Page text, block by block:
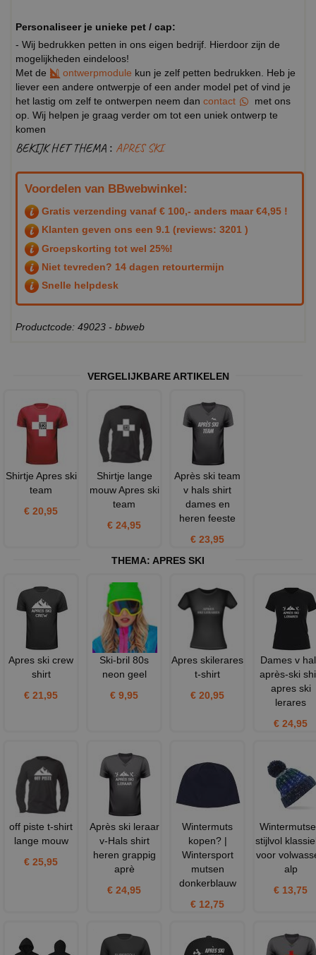
Personaliseer je unieke pet / cap:
- Wij bedrukken petten in ons eigen bedrijf. Hierdoor zijn de
mogelijkheden eindeloos!
Met de
ontwerpmodule kun je zelf petten bedrukken. Heb je
liever een andere ontwerpje of een ander model pet of vind je
het lastig om zelf te ontwerpen neem dan contact
met ons
op. Wij helpen je graag verder om tot een uniek ontwerp te
komen
BEKIJK HET THEMA : APRES SKI
Voordelen van BBwebwinkel:
Gratis verzending vanaf € 100,- anders maar €4,95 !
Klanten geven ons een 9.1 (reviews: 3201 )
Groepskorting tot wel 25%!
Niet tevreden? 14 dagen retourtermijn
Snelle helpdesk
Productcode: 49023 - bbweb
VERGELIJKBARE ARTIKELEN
Shirtje Apres ski
team
€ 20,95
Shirtje lange
mouw Apres ski
team
€ 24,95
Après ski team
v hals shirt
dames en
heren feeste
€ 23,95
THEMA: APRES SKI
Apres ski crew
shirt
€ 21,95
Ski-bril 80s
neon geel
€ 9,95
Apres skilerares
t-shirt
€ 20,95
Dames v
après-ski
apres ski
lerares
€ 24,95
off piste t-shirt
lange mouw
€ 25,95
Après ski leraar
v-Hals shirt
heren grappig
aprè
€ 24,95
Wintermuts
kopen? |
Wintersport
mutsen
donkerblauw
€ 12,75
stijlvol
voor
alp
€ 13,75